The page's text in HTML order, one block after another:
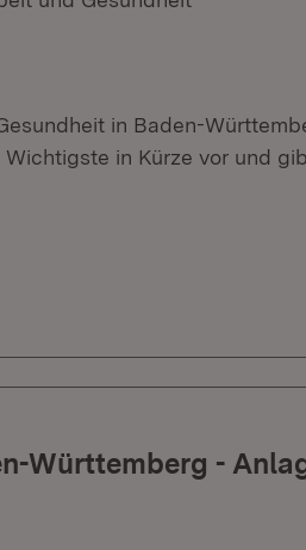
in Baden-
in Kürze vor und
Württemberg -